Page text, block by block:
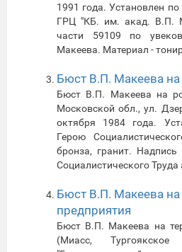
1991 года. Установлен
ГРЦ "КБ. им. акад. В.П.
части 59109 по
Макеева. Материал -
Бюст В.П. Макеева на
Бюст В.П. Макеева на
Московской обл., ул.
октября 1984 года.
Герою
бронза, гранит. Надпись
Социалистического
Бюст В.П. Макеева на
предприятия
Бюст В.П. Макеева на
(Миасс,